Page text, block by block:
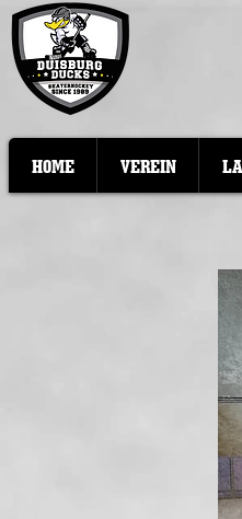
HOME VEREIN